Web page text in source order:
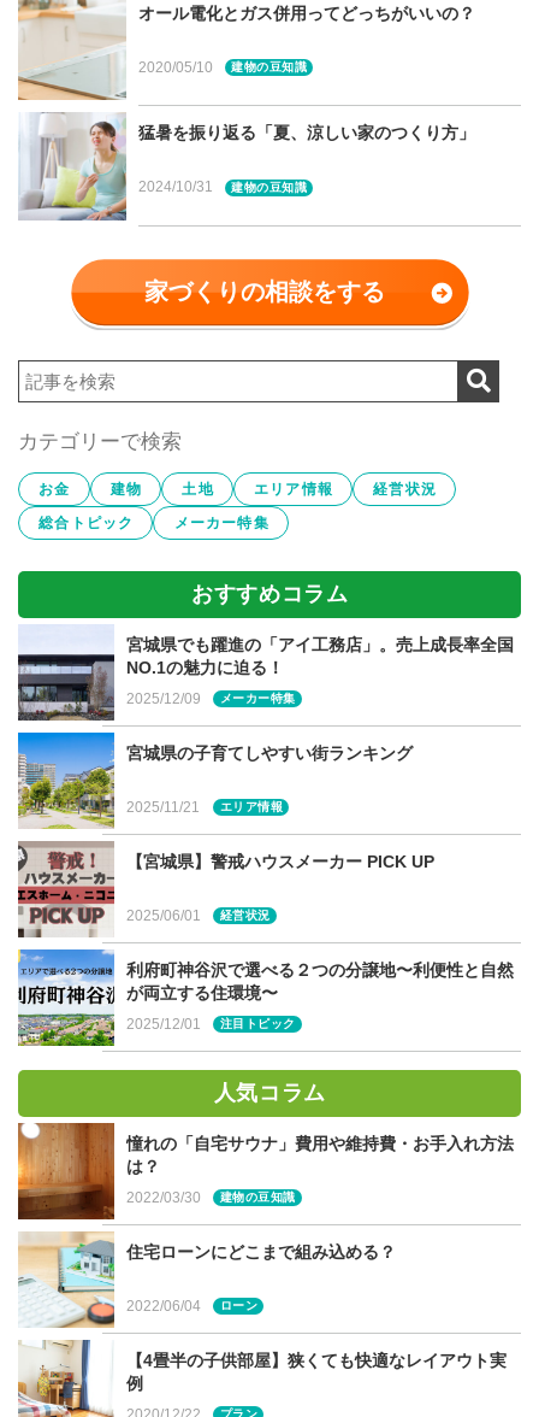
停電時に使えるのは薪ストーブ
まとめ
宮城で薪ストーブの提案が得意な会社
ジェイウッド
北洲ハウジング
宮城県・仙台市での家づくりに関する相談は建てる窓
口へ
薪ストーブとは
薪ストーブは、薪を燃料とした暖房器具です。薪を燃やす
ことにより発生する遠赤外線効果によって壁や床、天井を
暖めてくれます。エアコンやファンヒーターでは味わえな
いじんわりとした暖かさや、薪のはぜる音や火の揺らめき
薪ストーブの魅力
じんわりと体の芯まで温めてくれる
遠赤外線による輻射熱の効果によって、空気を暖めてくれ
るだけではなく、ポカポカと体の芯まで温めてくれます。
また、高いところから低いところへ放射される赤外線の性
質により、家全体まんべんなく暖めてくれるため、寒暖差
のない住まいを実現することができます。
料理が楽しめる
薪ストーブの熱を使って、煮込む、焼く、揚げる、ゆで
る、炒めるなどさまざまな調理に利用することができま
す。ピザや焼きいも気軽に焼くことがきでるので、お客さ
んが来た時には、素敵なおもてなしができること間違いな
しですね。
オール電化とガス併用ってどっちがいいの？
2020/05/10 建物の豆知識
猛暑を振り返る「夏、涼しい家のつくり方」
2024/10/31 建物の豆知識
家づくりの相談をする
カテゴリーで検索
お金 建物 土地 エリア情報
経営状況
総合トピック
メーカー特集
おすすめコラム
宮城県でも躍進の「アイ工務店」。売上成長率全国
NO.1の魅力に迫る！
2025/12/09 メーカー特集
宮城県の子育てしやすい街ランキング
2025/11/21 エリア情報
【宮城県】警戒ハウスメーカー PICK UP
2025/06/01 経営状況
利府町神谷沢で選べる２つの分譲地〜利便性と自然
が両立する住環境〜
2025/12/01 注目トピック
人気コラム
憧れの「自宅サウナ」費用や維持費・お手入れ方法
は？
2022/03/30 建物の豆知識
住宅ローンにどこまで組み込める？
2022/06/04 ローン
【4畳半の子供部屋】狭くても快適なレイアウト実
例
プラン